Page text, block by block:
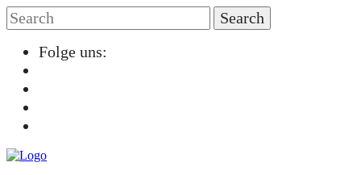
Folge uns: